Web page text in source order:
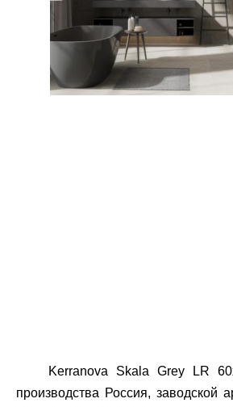
Kerranova Skala Grey LR
производства Россия, заводской